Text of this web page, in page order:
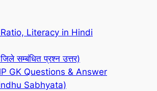
Literacy in Hindi
सम्बंधित प्रश्न उत्तर)
GK Questions & Answer
Sabhyata)